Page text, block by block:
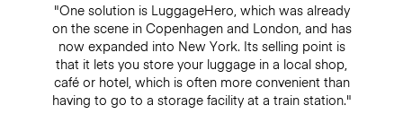
"One solution is LuggageHero, which was already
on the scene in Copenhagen and London, and has
now expanded into New York. Its selling point is
that it lets you store your luggage in a local shop,
café or hotel, which is often more convenient than
having to go to a storage facility at a train station."